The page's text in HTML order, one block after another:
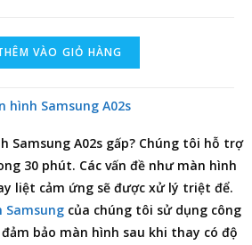
VÀO GIỎ HÀNG
hình Samsung A02s
Samsung A02s gấp? Chúng tôi hỗ trợ
30 phút. Các vấn đề như màn hình
liệt cảm ứng sẽ được xử lý triệt để.
Samsung của chúng tôi sử dụng công
bảo màn hình sau khi thay có độ